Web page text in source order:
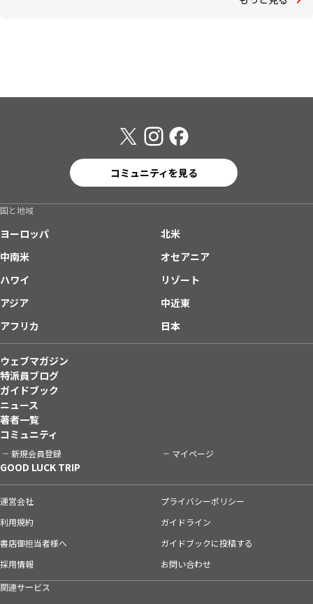
コミュニティを見る
国と地域
ヨーロッパ
北米
中南米
オセアニア
ハワイ
リゾート
アジア
中近東
アフリカ
日本
ウェブマガジン
特派員ブログ
ガイドブック
ニュース
著者一覧
コミュニティ
新規会員登録 マイページ
GOOD LUCK TRIP
運営会社
プライバシーポリシー
利用規約
ガイドライン
書店御担当者様へ
ガイドブックに投稿する
採用情報
お問い合わせ
関連サービス